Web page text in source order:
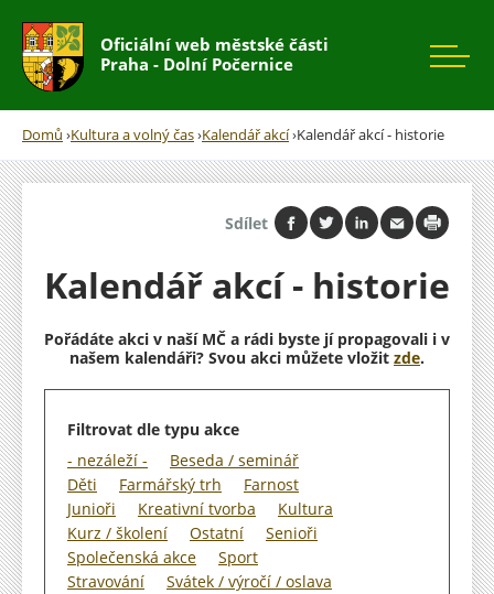
Oficiální web městské části
Praha - Dolní Počernice
Jste
zde
Domů ›Kultura a volný čas›Kalendář akcí›Kalendář akcí - historie
Sdílet
Kalendář akcí - historie
Pořádáte akci v naší MČ a rádi byste jí propagovali i v
našem kalendáři? Svou akci můžete vložit zde.
Filtrovat dle typu akce
- nezáleží -
Beseda / seminář
Děti
Farmářský trh
Farnost
Junioři
Kreativní tvorba
Kultura
Kurz / školení
Ostatní
Senioři
Společenská akce
Sport
Stravování
Svátek / výročí / oslava